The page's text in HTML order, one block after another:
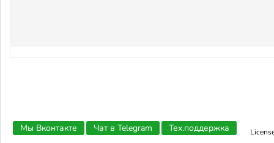
Мы Вконтакте Чат в Telegram Тех.поддержка